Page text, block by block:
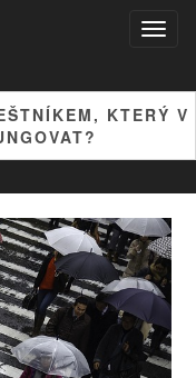
KTERÝ V